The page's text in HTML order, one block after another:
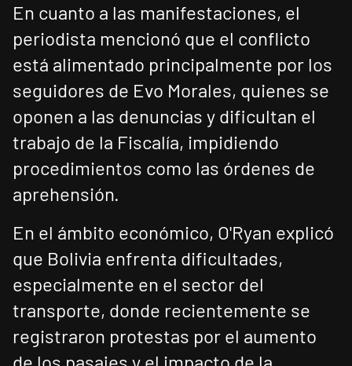
En cuanto a las manifestaciones, el
periodista mencionó que el conflicto
está alimentado principalmente por los
seguidores de Evo Morales, quienes se
oponen a las denuncias y dificultan el
trabajo de la Fiscalía, impidiendo
procedimientos como las órdenes de
aprehensión.
En el ámbito económico, O'Ryan explicó
que Bolivia enfrenta dificultades,
especialmente en el sector del
transporte, donde recientemente se
registraron protestas por el aumento